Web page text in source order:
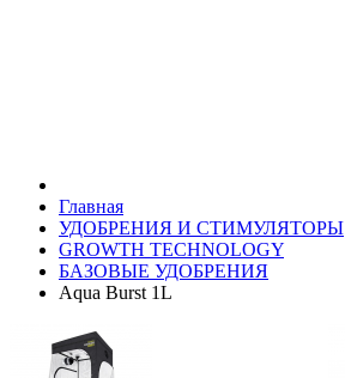
Главная
УДОБРЕНИЯ И СТИМУЛЯТОРЫ
GROWTH TECHNOLOGY
БАЗОВЫЕ УДОБРЕНИЯ
Aqua Burst 1L